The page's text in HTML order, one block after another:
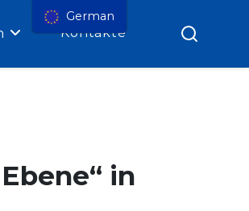
Kontakte
in
German